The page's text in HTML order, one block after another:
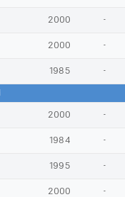
2000 -
2000 -
1985 -
2000 -
1984 -
1995 -
2000 -